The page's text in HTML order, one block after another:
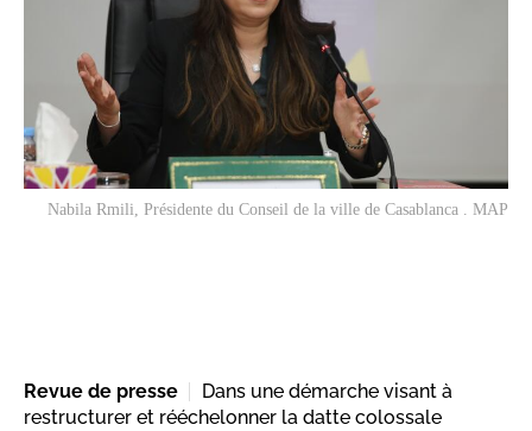
Nabila Rmili, Présidente du Conseil de la ville de Casablanca . MAP
Revue de presse
Dans une démarche visant à
restructurer et rééchelonner la datte colossale